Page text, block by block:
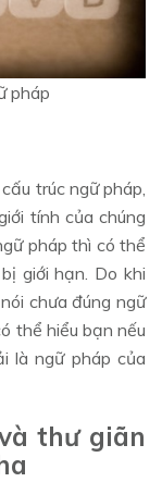
pháp
trúc ngữ pháp,
tính của chúng
pháp thì có thể
giới hạn. Do khi
chưa đúng ngữ
thể hiểu bạn nếu
là ngữ pháp của
thư giãn